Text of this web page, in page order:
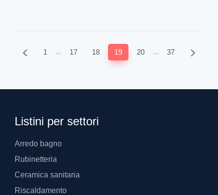
1 ... 17 18 19 20 ... 37
Listini per settori
Arredo bagno
Rubinetteria
Ceramica sanitaria
Riscaldamento